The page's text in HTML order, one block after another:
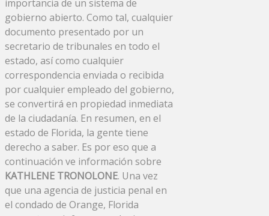
importancia de un sistema de
gobierno abierto. Como tal, cualquier
documento presentado por un
secretario de tribunales en todo el
estado, así como cualquier
correspondencia enviada o recibida
por cualquier empleado del gobierno,
se convertirá en propiedad inmediata
de la ciudadanía. En resumen, en el
estado de Florida, la gente tiene
derecho a saber. Es por eso que a
continuación ve información sobre
KATHLENE TRONOLONE. Una vez
que una agencia de justicia penal en
el condado de Orange, Florida